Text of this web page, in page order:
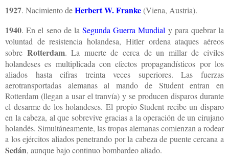
1927. Nacimiento deHerbert W. Franke(Viena, Austria).
1940. En el seno de la Segunda Guerra Mundial y para quebrar la
voluntad de resistencia holandesa, Hitler ordena ataques aéreos
sobre Rotterdam. La muerte de cerca de un millar de civiles
holandeses es multiplicada con efectos propagandísticos por los
aliados hasta cifras treinta veces superiores. Las fuerzas
aerotransportadas alemanas al mando de Student entran en
Rotterdam (llegan a usar el tranvía) y se producen disparos durante
el desarme de los holandeses. El propio Student recibe un disparo
en la cabeza, al que sobrevive gracias a la operación de un cirujano
holandés. Simultáneamente, las tropas alemanas comienzan a rodear
a los ejércitos aliados penetrando por la cabeza de puente cercana a
Sedán, aunque bajo continuo bombardeo aliado.